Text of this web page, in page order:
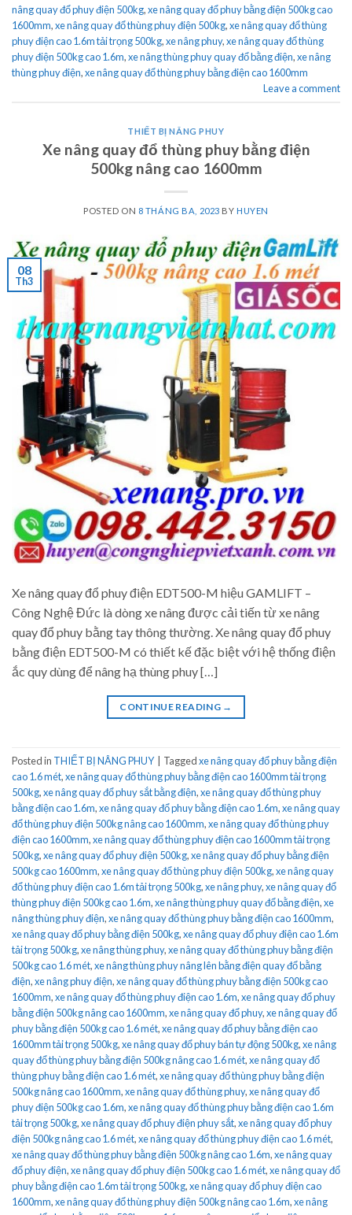
nâng quay đổ phuy điện 500kg,xe nâng quay đổ phuy bằng điện 500kg cao
1600mm,xe nâng quay đổ thùng phuy điện 500kg,xe nâng quay đổ thùng
phuy điện cao 1.6m tải trọng 500kg,xe nâng phuy,xe nâng quay đổ thùng
phuy điện 500kg cao 1.6m,xe nâng thùng phuy quay đổ bằng điện,xe nâng
thùng phuy điện,xe nâng quay đổ thùng phuy bằng điện cao 1600mm
Leave a comment
THIẾT BỊ NÂNG PHUY
Xe nâng quay đổ thùng phuy bằng điện
500kg nâng cao 1600mm
POSTED ON 8 THÁNG BA, 2023 BY HUYEN
08
Th3
Xe nâng quay đổ phuy điện EDT500-M hiệu GAMLIFT –
Công Nghệ Đức là dòng xe nâng được cải tiến từ xe nâng
quay đổ phuy bằng tay thông thường. Xe nâng quay đổ phuy
bằng điện EDT500-M có thiết kế đặc biệt với hệ thống điện
ắc quy dùng để nâng hạ thùng phuy […]
CONTINUE READING →
Posted in THIẾT BỊ NÂNG PHUY Taggedxe nâng quay đổ phuy bằng điện
cao 1.6 mét,xe nâng quay đổ thùng phuy bằng điện cao 1600mm tải trọng
500kg,xe nâng quay đổ phuy sắt bằng điện,xe nâng quay đổ thùng phuy
bằng điện cao 1.6m,xe nâng quay đổ phuy bằng điện cao 1.6m,xe nâng quay
đổ thùng phuy điện 500kg nâng cao 1600mm,xe nâng quay đổ thùng phuy
điện cao 1600mm,xe nâng quay đổ thùng phuy điện cao 1600mm tải trọng
500kg,xe nâng quay đổ phuy điện 500kg,xe nâng quay đổ phuy bằng điện
500kg cao 1600mm,xe nâng quay đổ thùng phuy điện 500kg,xe nâng quay
đổ thùng phuy điện cao 1.6m tải trọng 500kg,xe nâng phuy,xe nâng quay đổ
thùng phuy điện 500kg cao 1.6m,xe nâng thùng phuy quay đổ bằng điện,xe
nâng thùng phuy điện,xe nâng quay đổ thùng phuy bằng điện cao 1600mm,
xe nâng quay đổ phuy bằng điện 500kg,xe nâng quay đổ phuy điện cao 1.6m
tải trọng 500kg,xe nâng thùng phuy,xe nâng quay đổ thùng phuy bằng điện
500kg cao 1.6 mét,xe nâng thùng phuy nâng lên bằng điện quay đổ bằng
điện,xe nâng phuy điện,xe nâng quay đổ thùng phuy bằng điện 500kg cao
1600mm,xe nâng quay đổ thùng phuy điện cao 1.6m,xe nâng quay đổ phuy
bằng điện 500kg nâng cao 1600mm,xe nâng quay đổ phuy,xe nâng quay đổ
phuy bằng điện 500kg cao 1.6 mét,xe nâng quay đổ phuy bằng điện cao
1600mm tải trọng 500kg,xe nâng quay đổ phuy bán tự động 500kg,xe nâng
quay đổ thùng phuy bằng điện 500kg nâng cao 1.6 mét,xe nâng quay đổ
thùng phuy bằng điện cao 1.6 mét,xe nâng quay đổ thùng phuy bằng điện
500kg nâng cao 1600mm,xe nâng quay đổ thùng phuy,xe nâng quay đổ
phuy điện 500kg cao 1.6m,xe nâng quay đổ thùng phuy bằng điện cao 1.6m
tải trọng 500kg,xe nâng quay đổ phuy điện phuy sắt,xe nâng quay đổ phuy
điện 500kg nâng cao 1.6 mét,xe nâng quay đổ thùng phuy điện cao 1.6 mét,
xe nâng quay đổ thùng phuy bằng điện 500kg nâng cao 1.6m,xe nâng quay
đổ phuy điện,xe nâng quay đổ phuy điện 500kg cao 1.6 mét,xe nâng quay đổ
phuy bằng điện cao 1.6m tải trọng 500kg,xe nâng quay đổ phuy điện cao
1600mm,xe nâng quay đổ thùng phuy điện 500kg nâng cao 1.6m,xe nâng